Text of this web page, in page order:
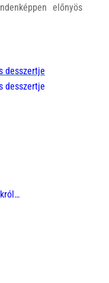
előnyös
desszertje
desszertje